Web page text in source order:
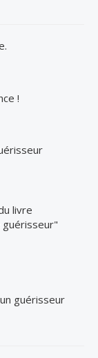
!
livre
guérisseur